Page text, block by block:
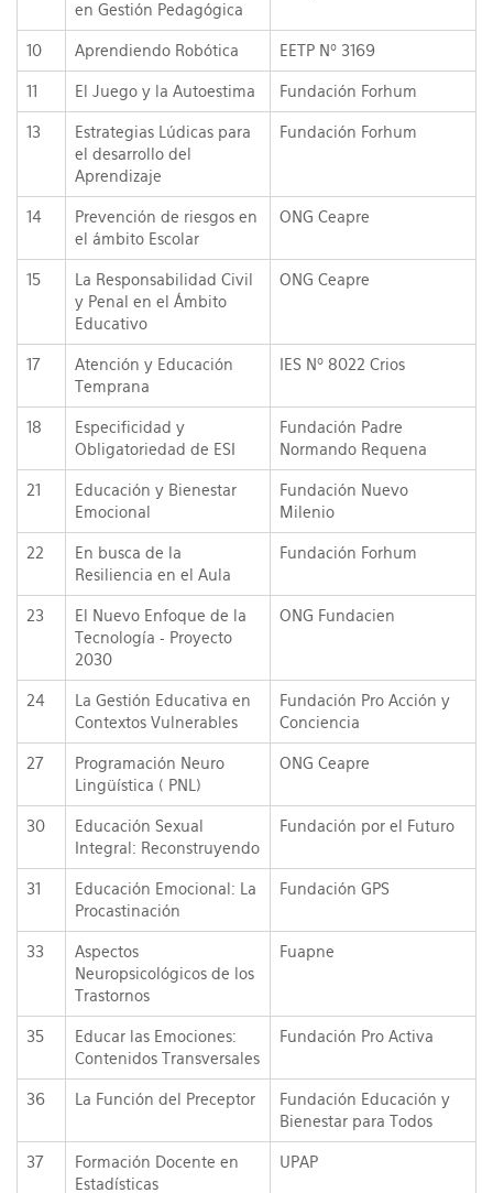
en Gestión Pedagógica
10 Aprendiendo Robótica EETP Nº 3169
11 El Juego y la Autoestima Fundación Forhum
13
Estrategias Lúdicas para
el desarrollo del
Aprendizaje
Fundación Forhum
14
Prevención de riesgos en
el ámbito Escolar
ONG Ceapre
15
La Responsabilidad Civil
y Penal en el Ámbito
Educativo
ONG Ceapre
17
Atención y Educación
Temprana
IES Nº 8022 Crios
18
Especificidad y
Obligatoriedad de ESI
Fundación Padre
Normando Requena
21
Educación y Bienestar
Emocional
Fundación Nuevo
Milenio
22
En busca de la
Resiliencia en el Aula
Fundación Forhum
23
El Nuevo Enfoque de la
Tecnología - Proyecto
2030
ONG Fundacien
24
La Gestión Educativa en
Contextos Vulnerables
Fundación Pro Acción y
Conciencia
27
Programación Neuro
Lingüística ( PNL)
ONG Ceapre
30
Educación Sexual
Integral: Reconstruyendo
Fundación por el Futuro
31
Educación Emocional: La
Procastinación
Fundación GPS
33
Aspectos
Neuropsicológicos de los
Trastornos
Fuapne
35
Educar las Emociones:
Contenidos Transversales
Fundación Pro Activa
36 La Función del Preceptor
Fundación Educación y
Bienestar para Todos
37
Formación Docente en
Estadísticas
UPAP